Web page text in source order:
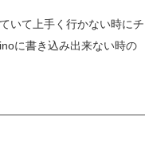
いて上手く行かない時にチ
に書き込み出来ない時の